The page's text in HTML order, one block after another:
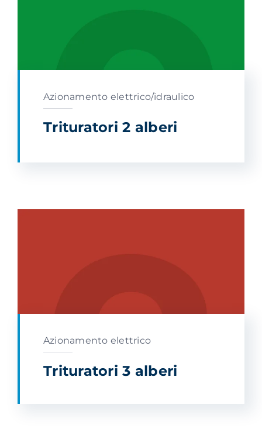
Azionamento elettrico/idraulico
Trituratori 2 alberi
Azionamento elettrico
Trituratori 3 alberi